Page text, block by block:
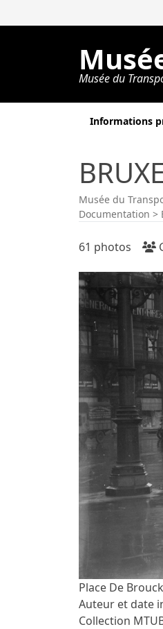
Musée du
Informations
Musée du
Documentation >
61 photos
Place De
Auteur et date
Collection